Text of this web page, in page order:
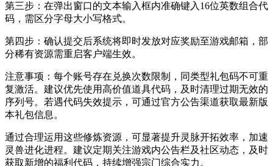
第三步：在弹出窗口的文本输入框内准确键入16位英数组合代
码，需区分字母大小写格式。
第四步：确认提交后系统将即时发放对应奖励至游戏邮箱，部
分稀有资源需重启客户端生效。
注意事项：每个账号存在兑换次数限制，同类型礼包码不可重
复激活。建议优先使用高价值道具代码，及时清理过期无效的
序列号。若遇代码失效提示，可通过官方公告渠道获取最新版
本礼包信息。
通过合理运用这些修炼资源，可显著提升灵脉开拓效率，加速
灵兽进化进程。建议定期关注游戏内公告栏及社区动态，及时
获取新增的福利代码，持续增强宗门综合实力。